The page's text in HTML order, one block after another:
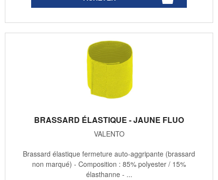
BRASSARD ÉLASTIQUE - JAUNE FLUO
VALENTO
Brassard élastique fermeture auto-aggripante (brassard
non marqué) - Composition : 85% polyester / 15%
élasthanne - ...